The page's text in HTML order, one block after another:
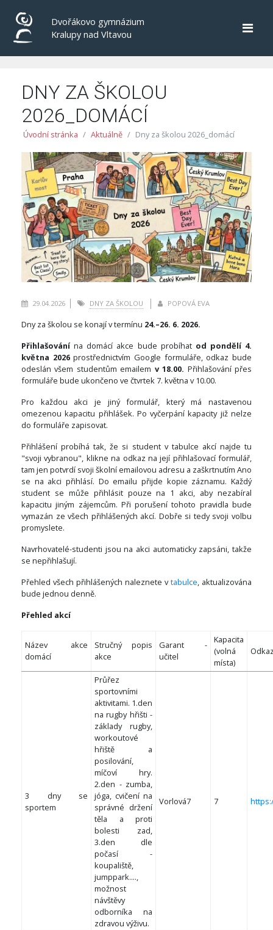
Dvořákovo gymnázium
Kralupy nad Vltavou
DNY ZA ŠKOLOU
2026_DOMÁCÍ
Úvodní stránka Aktuálně Dny za školou 2026_domácí
29.04.2026 DNY ZA ŠKOLOU POPOVÁ EVA
Dny za školou se konají v termínu 24.–26. 6. 2026.
Přihlašování na domácí akce bude probíhat od pondělí 4.
května 2026prostřednictvím Google formuláře, odkaz bude
odeslán všem studentům emailem v 18.00. Přihlašování přes
formuláře bude ukončeno ve čtvrtek 7. května v 10.00.
Pro každou akci je jiný formulář, který má nastavenou
omezenou kapacitu přihlášek. Po vyčerpání kapacity již nelze
do formuláře zapisovat.
Přihlášení probíhá tak, že si student v tabulce akcí najde tu
"svoji vybranou", klikne na odkaz na její přihlašovací formulář,
tam jen potvrdí svoji školní emailovou adresu a zaškrtnutím Ano
se na akci přihlásí. Do emailu přijde kopie záznamu. Každý
student se může přihlásit pouze na 1 akci, aby nezabíral
kapacitu jiným zájemcům. Při porušení tohoto pravidla bude
vymazán ze všech přihlášených akcí. Dobře si tedy svoji volbu
promyslete.
Navrhovatelé-studenti jsou na akci automaticky zapsáni, takže
se nepřihlašují.
Přehled všech přihlášených naleznete vtabulce, aktualizována
bude jednou denně.
Přehled akcí
Název akce
domácí
Stručný popis
akce
Garant -
učitel
Kapacita
(volná
místa)
3 dny se
sportem
Průřez
sportovními
aktivitami. 1.den
na rugby hřišti -
základy rugby,
workoutové
hřiště a
posilování,
míčoví hry.
2.den - zumba,
jóga, cvičení na
správné držení
těla a proti
bolesti zad,
3.den dle
počasí -
koupaliště,
jumppark....,
možnost
návštěvy
odborníka na
zdravou výživu.
Vorlová7 7